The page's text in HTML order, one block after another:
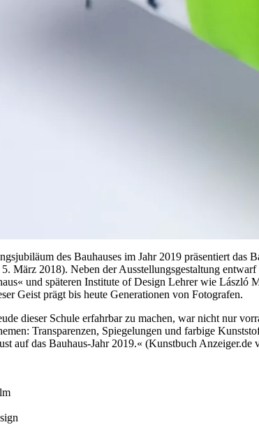
des Bauhauses im Jahr 2019 präsentiert
März 2018). Neben der Ausstellungsgestaltung
und späteren Institute of Design Lehrer wie
Geist prägt bis heute Generationen von Fotografen.
dieser Schule erfahrbar zu machen, war nicht nur
Transparenzen, Spiegelungen und farbige
auf das Bauhaus-Jahr 2019.« (Kunstbuch Anzeiger.de